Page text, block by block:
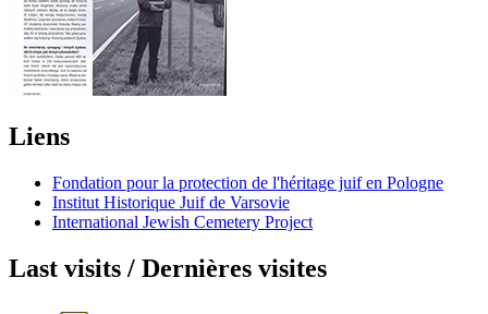
Liens
Fondation pour la protection de l'héritage juif en Pologne
Institut Historique Juif de Varsovie
International Jewish Cemetery Project
Last visits / Dernières visites